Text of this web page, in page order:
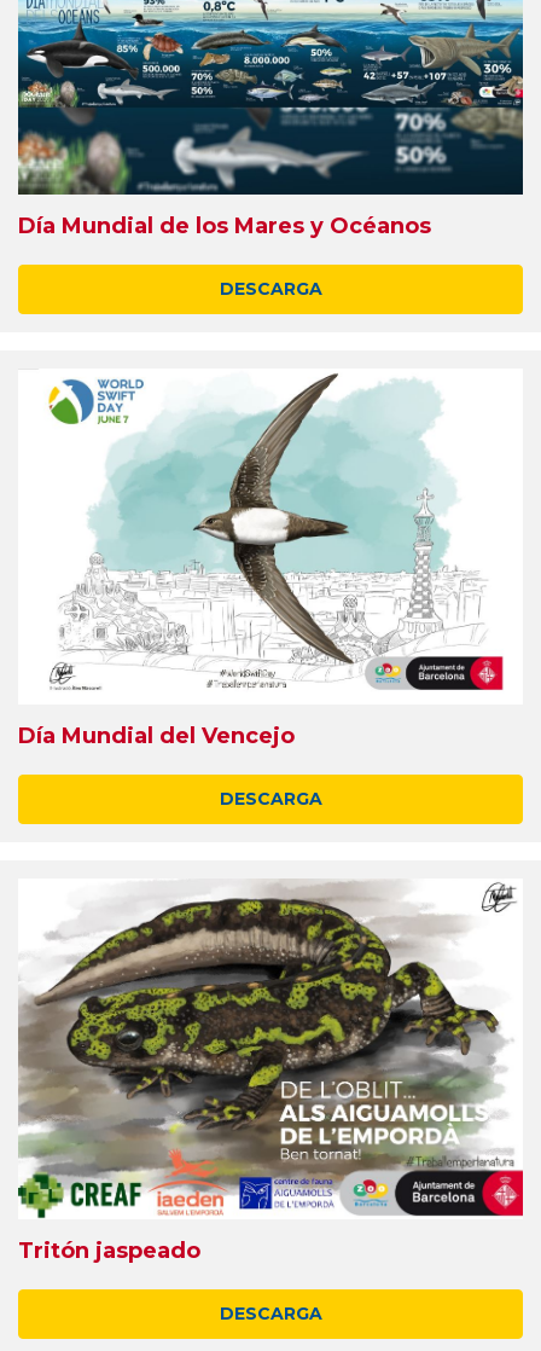
Día Mundial de los Mares y Océanos
DESCARGA
Día Mundial del Vencejo
DESCARGA
Tritón jaspeado
DESCARGA